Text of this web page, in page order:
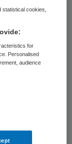
100
het
ontstond
fusie van
cookies,
for
Personalised
audience